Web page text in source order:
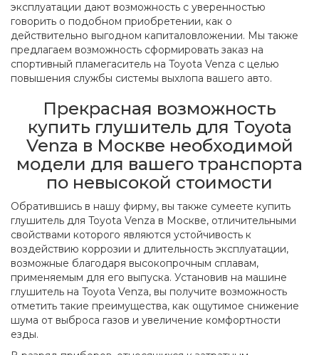
эксплуатации дают возможность с уверенностью
говорить о подобном приобретении, как о
действительно выгодном капиталовложении. Мы также
предлагаем возможность сформировать заказ на
спортивный пламегаситель на Toyota Venza с целью
повышения службы системы выхлопа вашего авто.
Прекрасная возможность
купить глушитель для Toyota
Venza в Москве необходимой
модели для вашего транспорта
по невысокой стоимости
Обратившись в нашу фирму, вы также сумеете купить
глушитель для Toyota Venza в Москве, отличительными
свойствами которого являются устойчивость к
воздействию коррозии и длительность эксплуатации,
возможные благодаря высокопрочным сплавам,
применяемым для его выпуска. Установив на машине
глушитель на Toyota Venza, вы получите возможность
отметить такие преимущества, как ощутимое снижение
шума от выброса газов и увеличение комфортности
езды.